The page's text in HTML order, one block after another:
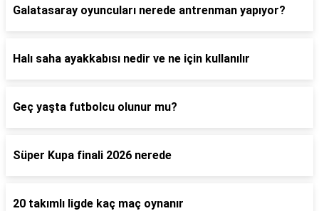
Galatasaray oyuncuları nerede antrenman yapıyor?
Halı saha ayakkabısı nedir ve ne için kullanılır
Geç yaşta futbolcu olunur mu?
Süper Kupa finali 2026 nerede
20 takımlı ligde kaç maç oynanır